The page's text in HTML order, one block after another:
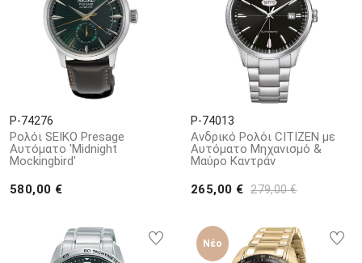
P-74276
Ρολόι SEIKO Presage
Αυτόματο 'Midnight
Mockingbird'
580,00 €
P-74013
Ανδρικό Ρολόι CITIZEN με
Αυτόματο Μηχανισμό &
Μαύρο Καντράν
265,00 € 279,00 €
Νέο